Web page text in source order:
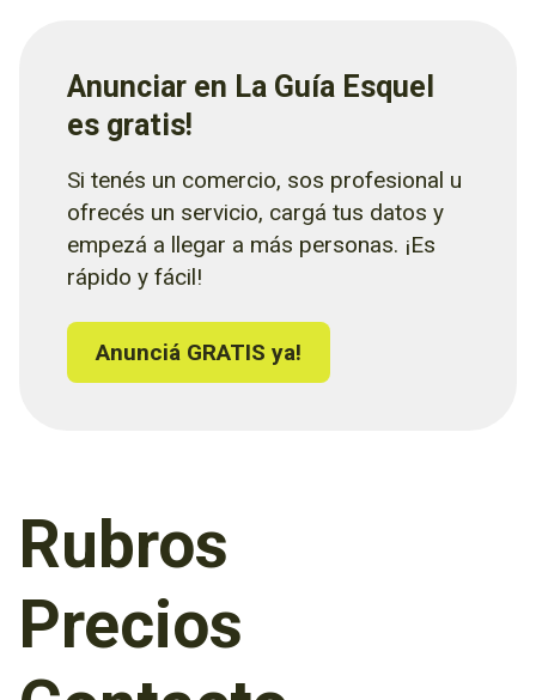
Anunciar en La Guía Esquel
es gratis!
Si tenés un comercio, sos profesional u
ofrecés un servicio, cargá tus datos y
empezá a llegar a más personas. ¡Es
rápido y fácil!
Anunciá GRATIS ya!
Rubros
Precios